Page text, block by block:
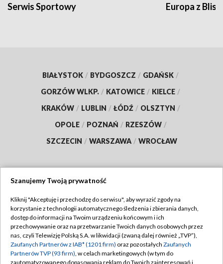
Serwis Sportowy Europa z
BIAŁYSTOK / BYDGOSZCZ / GDAŃSK /
GORZÓW WLKP. / KATOWICE / KIELCE /
KRAKÓW / LUBLIN / ŁÓDŹ / OLSZTYN /
OPOLE / POZNAŃ / RZESZÓW /
SZCZECIN / WARSZAWA / WROCŁAW
TVP
Abonament TVP
Emisja w TVP
Centrum informacji TVP
Regulamin TVP
Polityka prywatności
Moje zgody
Szanujemy Twoją prywatność
Kliknij "Akceptuję i przechodzę do serwisu", aby wyrazić zgody na
korzystanie z technologii automatycznego śledzenia i zbierania danych,
dostęp do informacji na Twoim urządzeniu końcowym i ich
przechowywanie oraz na przetwarzanie Twoich danych osobowych przez
nas, czyli Telewizję Polską S.A. w likwidacji (zwaną dalej również „TVP”),
Zaufanych Partnerów z IAB* (1201 firm) oraz pozostałych Zaufanych
Partnerów TVP (93 firm), w celach marketingowych (w tym do
zautomatyzowanego dopasowania reklam do Twoich zainteresowań i